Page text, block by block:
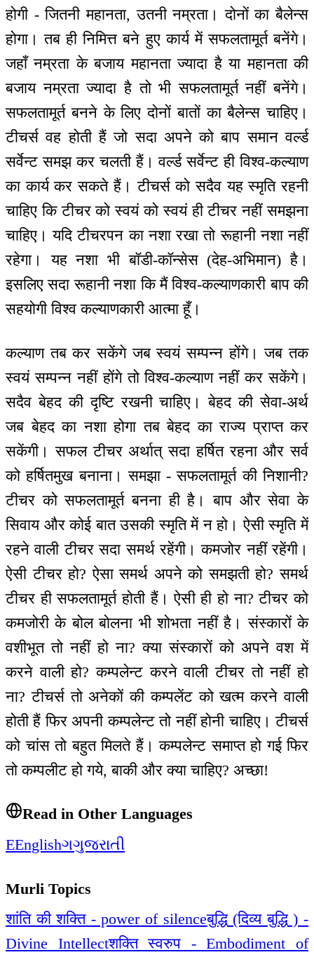
होगी - जितनी महानता, उतनी नम्रता। दोनों का बैलेन्स
होगा। तब ही निमित्त बने हुए कार्य में सफलतामूर्त बनेंगे।
जहाँ नम्रता के बजाय महानता ज्यादा है या महानता की
बजाय नम्रता ज्यादा है तो भी सफलतामूर्त नहीं बनेंगे।
सफलतामूर्त बनने के लिए दोनों बातों का बैलेन्स चाहिए।
टीचर्स वह होती हैं जो सदा अपने को बाप समान वर्ल्ड
सर्वेन्ट समझ कर चलती हैं। वर्ल्ड सर्वेन्ट ही विश्व-कल्याण
का कार्य कर सकते हैं। टीचर्स को सदैव यह स्मृति रहनी
चाहिए कि टीचर को स्वयं को स्वयं ही टीचर नहीं समझना
चाहिए। यदि टीचरपन का नशा रखा तो रूहानी नशा नहीं
रहेगा। यह नशा भी बॉडी-कॉन्सेस (देह-अभिमान) है।
इसलिए सदा रूहानी नशा कि मैं विश्व-कल्याणकारी बाप की
सहयोगी विश्व कल्याणकारी आत्मा हूँ।
कल्याण तब कर सकेंगे जब स्वयं सम्पन्न होंगे। जब तक
स्वयं सम्पन्न नहीं होंगे तो विश्व-कल्याण नहीं कर सकेंगे।
सदैव बेहद की दृष्टि रखनी चाहिए। बेहद की सेवा-अर्थ
जब बेहद का नशा होगा तब बेहद का राज्य प्राप्त कर
सकेंगी। सफल टीचर अर्थात् सदा हर्षित रहना और सर्व
को हर्षितमुख बनाना। समझा - सफलतामूर्त की निशानी?
टीचर को सफलतामूर्त बनना ही है। बाप और सेवा के
सिवाय और कोई बात उसकी स्मृति में न हो। ऐसी स्मृति में
रहने वाली टीचर सदा समर्थ रहेंगी। कमजोर नहीं रहेंगी।
ऐसी टीचर हो? ऐसा समर्थ अपने को समझती हो? समर्थ
टीचर ही सफलतामूर्त होती हैं। ऐसी ही हो ना? टीचर को
कमजोरी के बोल बोलना भी शोभता नहीं है। संस्कारों के
वशीभूत तो नहीं हो ना? क्या संस्कारों को अपने वश में
करने वाली हो? कम्पलेन्ट करने वाली टीचर तो नहीं हो
ना? टीचर्स तो अनेकों की कम्पलेंट को खत्म करने वाली
होती हैं फिर अपनी कम्पलेन्ट तो नहीं होनी चाहिए। टीचर्स
को चांस तो बहुत मिलते हैं। कम्पलेन्ट समाप्त हो गई फिर
तो कम्पलीट हो गये, बाकी और क्या चाहिए? अच्छा!
Read in Other Languages
EEnglishગગુજરાતી
Murli Topics
शांति की शक्ति - power of silenceबुद्धि (दिव्य बुद्धि ) -
Divine Intellectशक्ति स्वरुप - Embodiment of